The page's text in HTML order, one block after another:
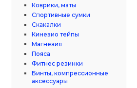
Коврики, маты
Спортивные сумки
Скакалки
Кинезио тейпы
Магнезия
Пояса
Фитнес резинки
Бинты, компрессионные
аксессуары